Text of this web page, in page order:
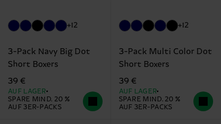
+12
3-Pack Navy Big Dot
Short Boxers
39 €
AUF LAGER
SPARE MIND. 20 %
AUF 3ER-PACKS
+12
3-Pack Multi Color Dot
Short Boxers
39 €
AUF LAGER
SPARE MIND. 20 %
AUF 3ER-PACKS